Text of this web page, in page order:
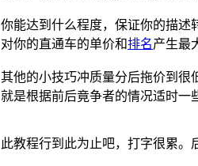
你能达到什么程度，保证你的描述
对你的直通车的单价和排名产生最
其他的小技巧冲质量分后拖价到很
就是根据前后竟争者的情况适时一
此教程行到此为止吧，打字很累。